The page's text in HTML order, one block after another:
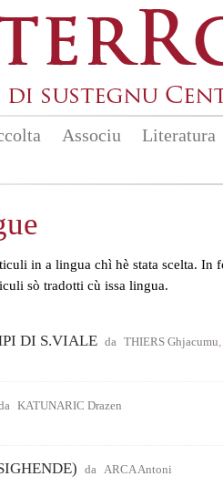
Associu Literatura
in a lingua chì hè stata scelta. In
sò tradotti cù issa lingua.
DI S.VIALE da THIERS Ghjacumu,
KATUNARIC Drazen
da ARCA Antoni